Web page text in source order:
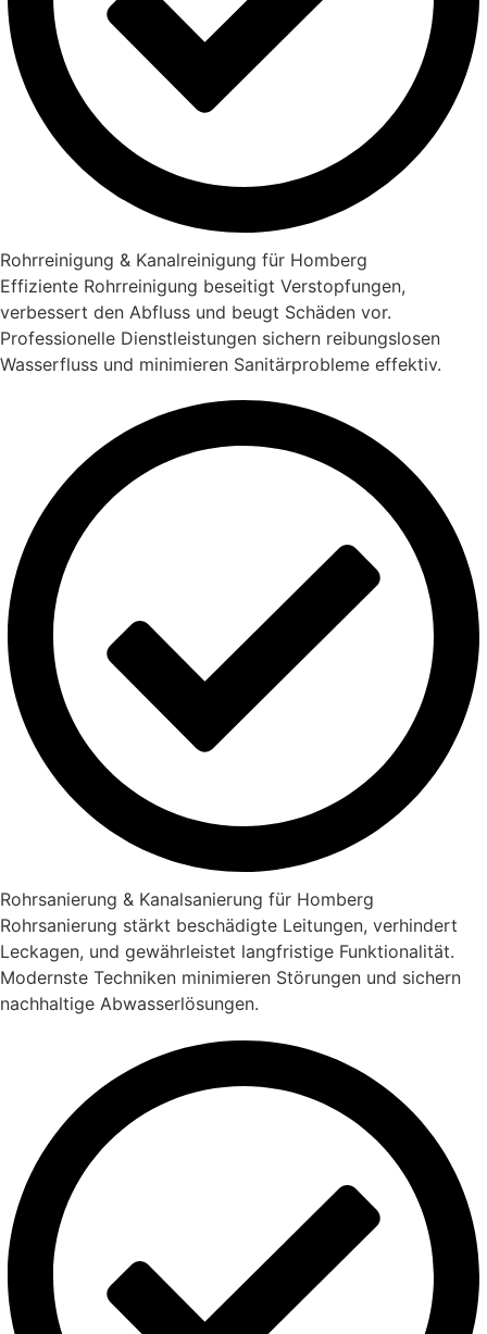
Rohrreinigung & Kanalreinigung für Homberg
Effiziente Rohrreinigung beseitigt Verstopfungen,
verbessert den Abfluss und beugt Schäden vor.
Professionelle Dienstleistungen sichern reibungslosen
Wasserfluss und minimieren Sanitärprobleme effektiv.
Rohrsanierung & Kanalsanierung für Homberg
Rohrsanierung stärkt beschädigte Leitungen, verhindert
Leckagen, und gewährleistet langfristige Funktionalität.
Modernste Techniken minimieren Störungen und sichern
nachhaltige Abwasserlösungen.